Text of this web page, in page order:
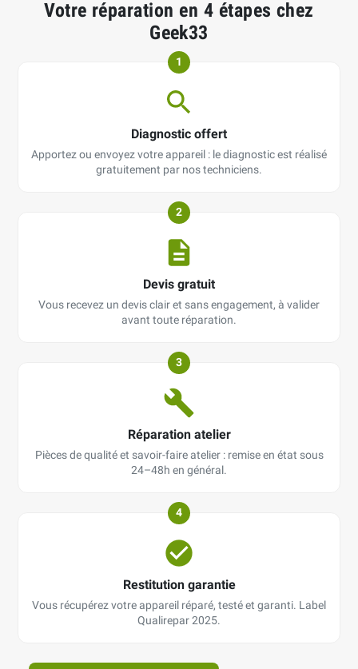
Votre réparation en 4 étapes chez
Geek33
1
Diagnostic offert
Apportez ou envoyez votre appareil : le diagnostic est réalisé
gratuitement par nos techniciens.
2
Devis gratuit
Vous recevez un devis clair et sans engagement, à valider
avant toute réparation.
3
Réparation atelier
Pièces de qualité et savoir-faire atelier : remise en état sous
24–48h en général.
4
Restitution garantie
Vous récupérez votre appareil réparé, testé et garanti. Label
Qualirepar 2025.